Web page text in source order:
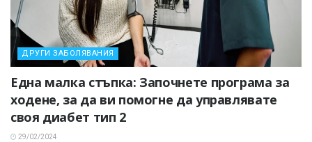
ДРУГИ ЗАБОЛЯВАНИЯ
Една малка стъпка: Започнете програма за
ходене, за да ви помогне да управлявате
своя диабет тип 2
29/02/2024